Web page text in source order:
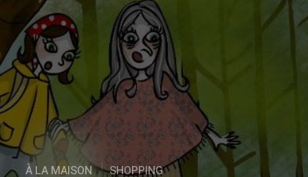
À LA MAISON SHOPPING